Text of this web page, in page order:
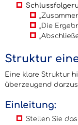
„Die
Struktur
Eine klare Struktur
überzeugend
Einleitung:
Stellen Sie